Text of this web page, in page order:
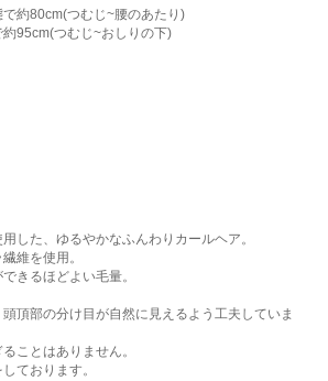
約80cm(つむじ~腰のあたり)
95cm(つむじ~おしりの下)
した、ゆるやかなふんわりカールヘア。
維を使用。
きるほどよい毛量。
頭頂部の分け目が自然に見えるよう工夫していま
ことはありません。
ております。